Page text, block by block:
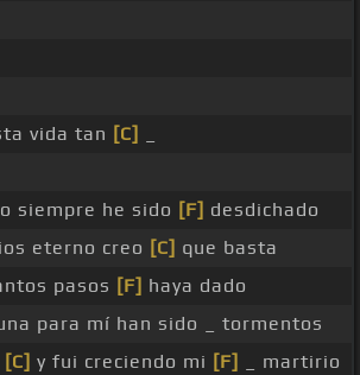
vida tan [C]
siempre he sido [F] desdichado
eterno creo [C] que basta
pasos [F] haya dado
para mí han sido _ tormentos
[C] y fui creciendo mi [F]
_ martirio